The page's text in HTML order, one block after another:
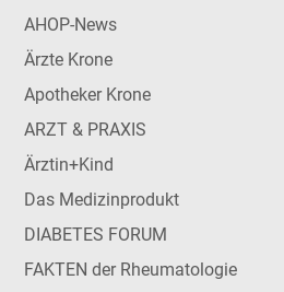
AHOP-News
Ärzte Krone
Apotheker Krone
ARZT & PRAXIS
Ärztin+Kind
Das Medizinprodukt
DIABETES FORUM
FAKTEN der Rheumatologie